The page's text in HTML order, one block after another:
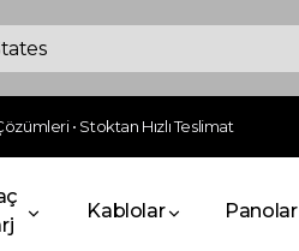
• Stoktan Hızlı Teslimat
Kablolar Panolar